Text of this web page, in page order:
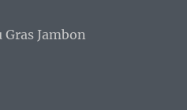
Gras Jambon